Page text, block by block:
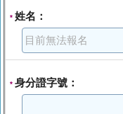
* 姓名：
* 身分證字號：